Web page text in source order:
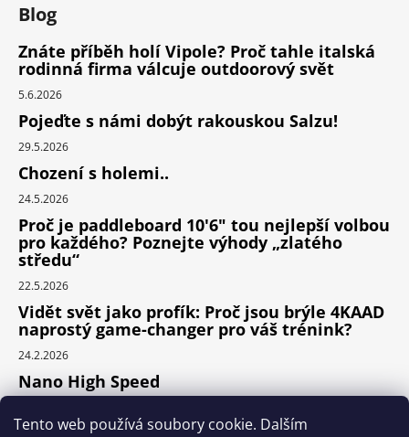
Tento web používá soubory cookie. Dalším
Blog
Znáte příběh holí Vipole? Proč tahle italská
rodinná firma válcuje outdoorový svět
5.6.2026
Pojeďte s námi dobýt rakouskou Salzu!
29.5.2026
Chození s holemi..
24.5.2026
Proč je paddleboard 10'6" tou nejlepší volbou
pro každého? Poznejte výhody „zlatého
středu“
22.5.2026
Vidět svět jako profík: Proč jsou brýle 4KAAD
naprostý game-changer pro váš trénink?
24.2.2026
Nano High Speed